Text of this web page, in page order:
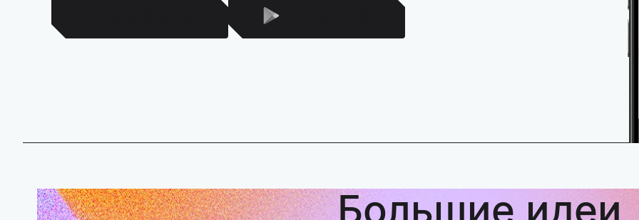
Большие идеи